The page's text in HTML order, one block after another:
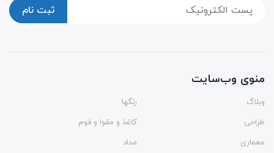
ثبت نام
منوی وب‌سایت
وبلاگ
رنگها
طراحی
کاغذ و مقوا و فوم
معماری
مداد